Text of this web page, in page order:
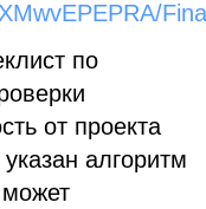
по
от проекта
алгоритм